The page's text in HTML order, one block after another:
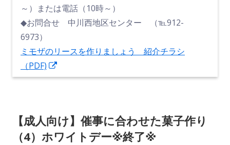
～）または電話（10時～）
◆お問合せ 中川西地区センター （℡912-
6973）
ミモザのリースを作りましょう 紹介チラシ
（PDF)
し
ィ
ン
【成人向け】催事に合わせた菓子作り
（4）ホワイトデー※終了※